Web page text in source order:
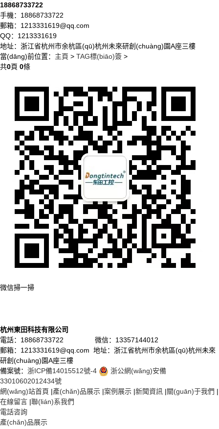
18868733722
手機：18868733722
郵箱：1213331619@qq.com
QQ：1213331619
地址：浙江省杭州市余杭區(qū)杭州未來研創(chuàng)園A座三樓
當(dāng)前位置： 主頁 > TAG標(biāo)簽 >
共0頁 0條
微信掃一掃
杭州東田科技有限公司
電話：18868733722 微信：13357144012
郵箱：1213331619@qq.com 地址：浙江省杭州市余杭區(qū)杭州未來
研創(chuàng)園A座三樓
備案號： 浙ICP備14015512號-4
浙公網(wǎng)安備
33010602012434號
網(wǎng)站首頁 |產(chǎn)品展示 |案例展示 |新聞資訊 |關(guān)于我們 |
在線留言 |聯(lián)系我們
電話咨詢
產(chǎn)品展示